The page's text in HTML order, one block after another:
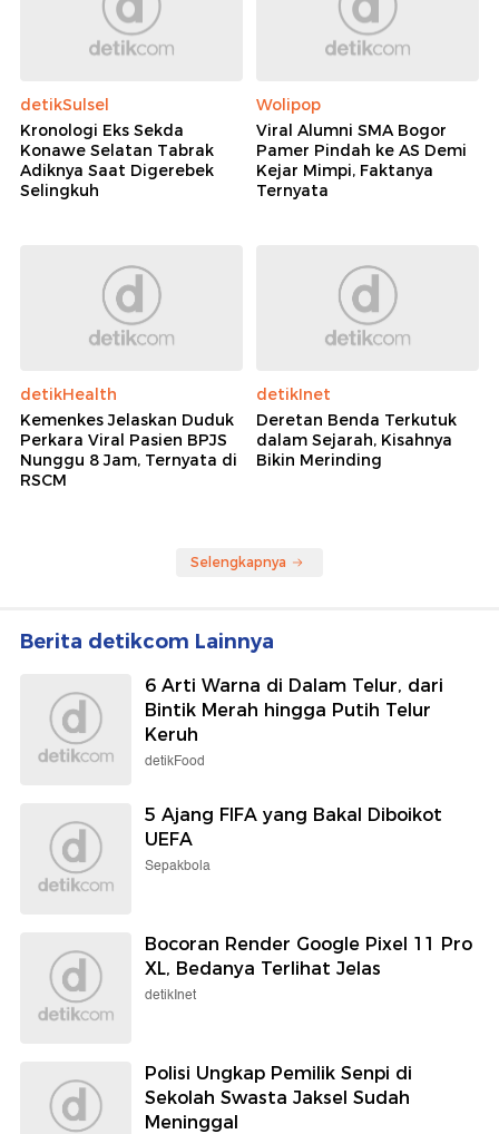
detikSulsel
Kronologi Eks Sekda
Konawe Selatan Tabrak
Adiknya Saat Digerebek
Selingkuh
Wolipop
Viral Alumni SMA Bogor
Pamer Pindah ke AS Demi
Kejar Mimpi, Faktanya
Ternyata
detikHealth
Kemenkes Jelaskan Duduk
Perkara Viral Pasien BPJS
Nunggu 8 Jam, Ternyata di
RSCM
detikInet
Deretan Benda Terkutuk
dalam Sejarah, Kisahnya
Bikin Merinding
Selengkapnya
Berita detikcom Lainnya
6 Arti Warna di Dalam Telur, dari
Bintik Merah hingga Putih Telur
Keruh
detikFood
5 Ajang FIFA yang Bakal Diboikot
UEFA
Sepakbola
Bocoran Render Google Pixel 11 Pro
XL, Bedanya Terlihat Jelas
detikInet
Polisi Ungkap Pemilik Senpi di
Sekolah Swasta Jaksel Sudah
Meninggal